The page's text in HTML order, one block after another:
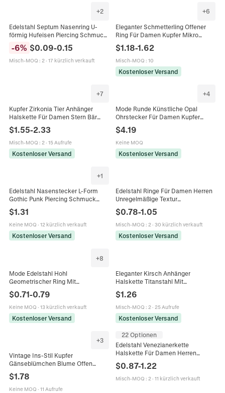
+2
Edelstahl Septum Nasenring U-
förmig Hufeisen Piercing Schmuck
Körperschmuck Für Herren Damen
-6% $0.09-0.15
Misch-MOQ : 2· 17 kürzlich verkauft
+6
Eleganter Schmetterling Offener
Ring Für Damen Kupfer Mikro
Fingerring Personalisierter
Europäischer Stil Mode Schmuck
Geschenk
$1.18-1.62
Misch-MOQ : 10
Kostenloser Versand
+7
Kupfer Zirkonia Tier Anhänger
Halskette Für Damen Stern Bär
Panda Elefant Schildkröte
Seepferdchen Flamingo Herz Krone
Schmuck Geschenk
$1.55-2.33
Misch-MOQ : 2· 15 Aufrufe
Kostenloser Versand
+4
Mode Runde Künstliche Opal
Ohrstecker Für Damen Kupfer
Vergoldet Synthetische Grüne
Blaue Orange Opal Ohrschmuck
$4.19
Keine MOQ
Kostenloser Versand
+1
Edelstahl Nasenstecker L-Form
Gothic Punk Piercing Schmuck
Strass Spinne Schmetterling
Fledermaus Herzform Nasenring
Schmuck
$1.31
Keine MOQ · 12 kürzlich verkauft
Kostenloser Versand
Edelstahl Ringe Für Damen Herren
Unregelmäßige Textur
Geometrische Offene Verstellbare
Fingerringe Moderner
Modeschmuck Geschenk
$0.78-1.05
Misch-MOQ : 2· 30 kürzlich verkauft
Kostenloser Versand
+8
Mode Edelstahl Hohl
Geometrischer Ring Mit
Quadratischem Rundem Design
Strass Eingelegtes Titan Stahlband
Für Damen Herren
$0.71-0.79
Keine MOQ · 13 kürzlich verkauft
Kostenloser Versand
Eleganter Kirsch Anhänger
Halskette Titanstahl Mit
Künstlicher Perle Und Strass Blatt
Gold Silber Damen Mode Schmuck
$1.26
Misch-MOQ : 2· 25 Aufrufe
Kostenloser Versand
+3
Vintage Ins-Stil Kupfer
Gänseblümchen Blume Offen
Einstellbarer Ring Für Damen Gold
Emaille Floral Geometrischer
Fingerring
$1.78
Keine MOQ · 11 Aufrufe
22 Optionen
Edelstahl Venezianerkette
Halskette Für Damen Herren
Geometrische Quadratische
Gliederkette Mode Schmuck
Minimalistisches Accessoire
$0.87-1.22
Misch-MOQ : 2· 11 kürzlich verkauft